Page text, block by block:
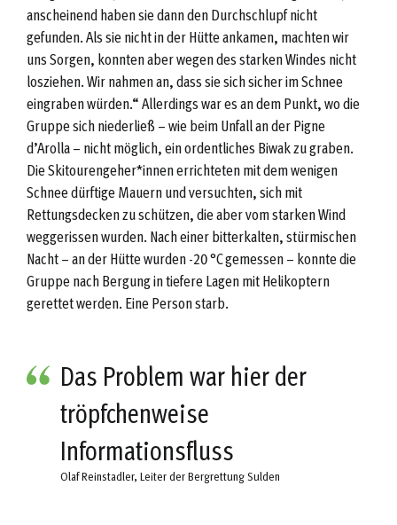
anscheinend haben sie dann den Durchschlupf nicht
gefunden. Als sie nicht in der Hütte ankamen, machten wir
uns Sorgen, konnten aber wegen des starken Windes nicht
losziehen. Wir nahmen an, dass sie sich sicher im Schnee
eingraben würden.“ Allerdings war es an dem Punkt, wo die
Gruppe sich niederließ – wie beim Unfall an der Pigne
d’Arolla – nicht möglich, ein ordentliches Biwak zu graben.
Die Skitourengeher*innen errichteten mit dem wenigen
Schnee dürftige Mauern und versuchten, sich mit
Rettungsdecken zu schützen, die aber vom starken Wind
weggerissen wurden. Nach einer bitterkalten, stürmischen
Nacht – an der Hütte wurden -20 °C gemessen – konnte die
Gruppe nach Bergung in tiefere Lagen mit Helikoptern
gerettet werden. Eine Person starb.
Das Problem war hier der
tröpfchenweise
Informationsfluss
Olaf Reinstadler, Leiter der Bergrettung Sulden